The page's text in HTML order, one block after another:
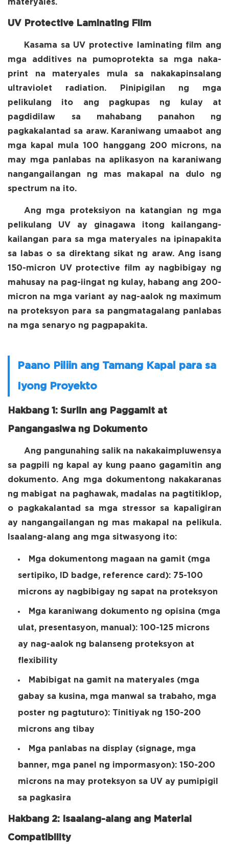
materyales.
UV Protective Laminating Film
Kasama sa UV protective laminating film ang
mga additives na pumoprotekta sa mga naka-
print na materyales mula sa nakakapinsalang
ultraviolet radiation. Pinipigilan ng mga
pelikulang ito ang pagkupas ng kulay at
pagdidilaw sa mahabang panahon ng
pagkakalantad sa araw. Karaniwang umaabot ang
mga kapal mula 100 hanggang 200 microns, na
may mga panlabas na aplikasyon na karaniwang
nangangailangan ng mas makapal na dulo ng
spectrum na ito.
Ang mga proteksiyon na katangian ng mga
pelikulang UV ay ginagawa itong kailangang-
kailangan para sa mga materyales na ipinapakita
sa labas o sa direktang sikat ng araw. Ang isang
150-micron UV protective film ay nagbibigay ng
mahusay na pag-iingat ng kulay, habang ang 200-
micron na mga variant ay nag-aalok ng maximum
na proteksyon para sa pangmatagalang panlabas
na mga senaryo ng pagpapakita.
Paano Piliin ang Tamang Kapal para sa
Iyong Proyekto
Hakbang 1: Suriin ang Paggamit at
Pangangasiwa ng Dokumento
Ang pangunahing salik na nakakaimpluwensya
sa pagpili ng kapal ay kung paano gagamitin ang
dokumento. Ang mga dokumentong nakakaranas
ng mabigat na paghawak, madalas na pagtitiklop,
o pagkakalantad sa mga stressor sa kapaligiran
ay nangangailangan ng mas makapal na pelikula.
Isaalang-alang ang mga sitwasyong ito:
Mga dokumentong magaan na gamit (mga
sertipiko, ID badge, reference card): 75-100
microns ay nagbibigay ng sapat na proteksyon
Mga karaniwang dokumento ng opisina (mga
ulat, presentasyon, manual): 100-125 microns
ay nag-aalok ng balanseng proteksyon at
flexibility
Mabibigat na gamit na materyales (mga
gabay sa kusina, mga manwal sa trabaho, mga
poster ng pagtuturo): Tinitiyak ng 150-200
microns ang tibay
Mga panlabas na display (signage, mga
banner, mga panel ng impormasyon): 150-200
microns na may proteksyon sa UV ay pumipigil
sa pagkasira
Hakbang 2: Isaalang-alang ang Material
Compatibility